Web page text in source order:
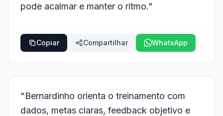
pode acalmar e manter o ritmo."
Copiar Compartilhar WhatsApp
"Bernardinho orienta o treinamento com
dados, metas claras, feedback objetivo e